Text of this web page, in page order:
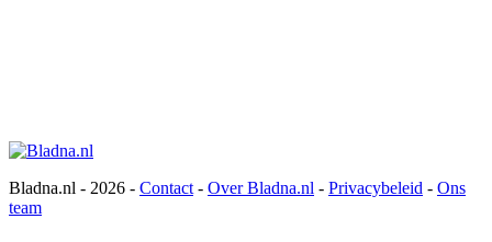
Bladna.nl - 2026 - Contact - Over Bladna.nl - Privacybeleid - Ons
team